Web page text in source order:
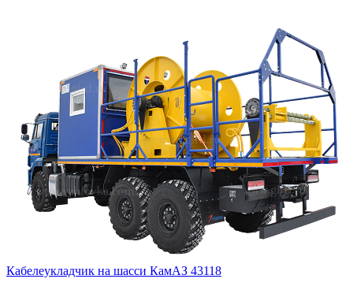
Кабелеукладчик на шасси КамАЗ 43118